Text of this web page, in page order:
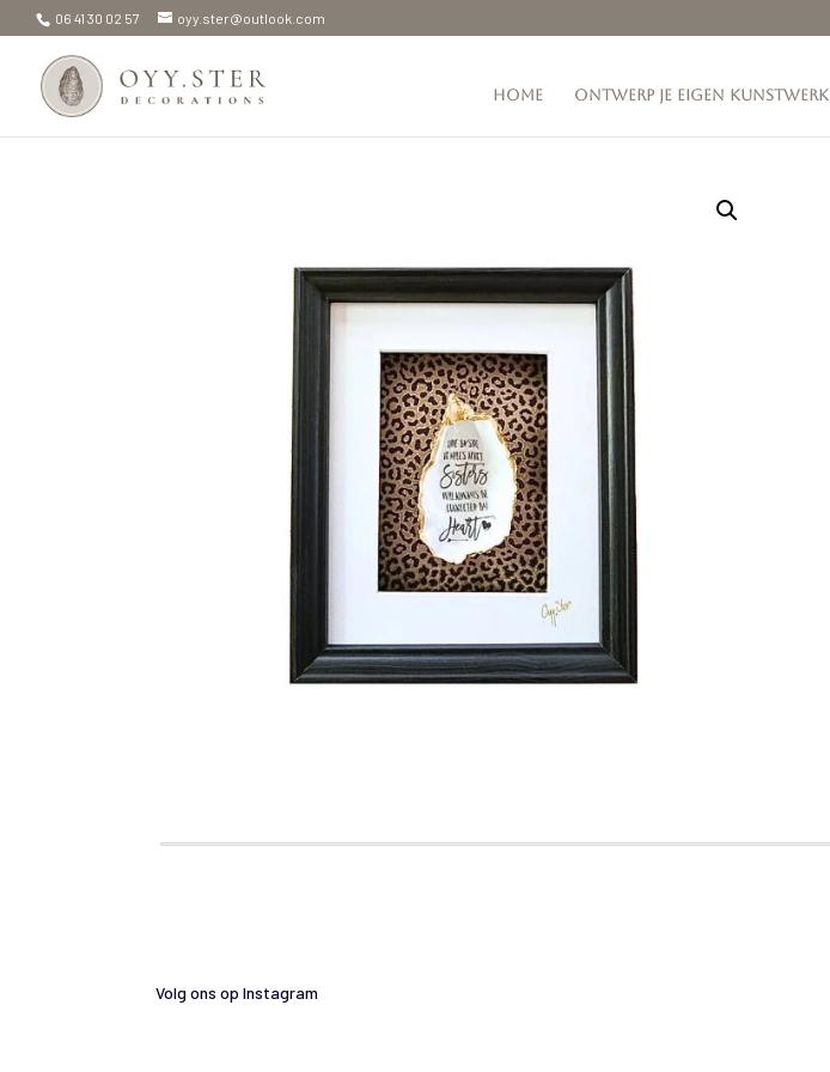
06 41 30 02 57 oyy.ster@outlook.com
Home Ontwerp je eigen kunstwerk
Volg ons op Instagram